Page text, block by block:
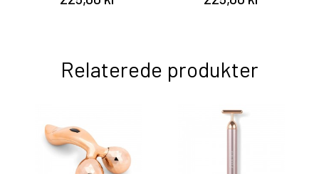
Relaterede produkter